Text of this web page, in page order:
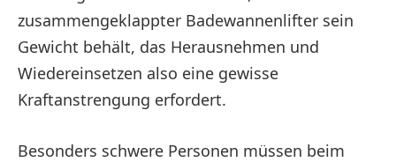
zusammengeklappter Badewannenlifter sein
Gewicht behält, das Herausnehmen und
Wiedereinsetzen also eine gewisse
Kraftanstrengung erfordert.
Besonders schwere Personen müssen beim